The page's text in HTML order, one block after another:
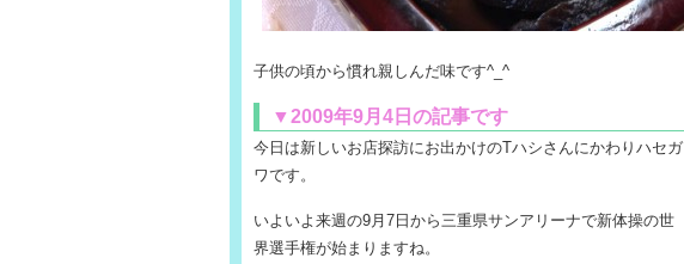
子供の頃から慣れ親しんだ味です^_^
▼2009年9月4日の記事です
今日は新しいお店探訪にお出かけのTハシさんにかわりハセガ
ワです。
いよいよ来週の9月7日から三重県サンアリーナで新体操の世
界選手権が始まりますね。